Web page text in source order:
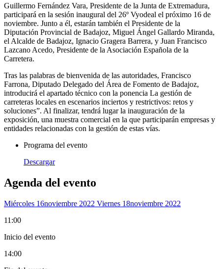
Guillermo Fernández Vara, Presidente de la Junta de Extremadura,
participará en la sesión inaugural del 26º Vyodeal el próximo 16 de
noviembre. Junto a él, estarán también el Presidente de la
Diputación Provincial de Badajoz, Miguel Ángel Gallardo Miranda,
el Alcalde de Badajoz, Ignacio Gragera Barrera, y Juan Francisco
Lazcano Acedo, Presidente de la Asociación Española de la
Carretera.
Tras las palabras de bienvenida de las autoridades, Francisco
Farrona, Diputado Delegado del Área de Fomento de Badajoz,
introducirá el apartado técnico con la ponencia La gestión de
carreteras locales en escenarios inciertos y restrictivos: retos y
soluciones”. Al finalizar, tendrá lugar la inauguración de la
exposición, una muestra comercial en la que participarán empresas y
entidades relacionadas con la gestión de estas vías.
Programa del evento
Descargar
Agenda del evento
Miércoles 16Noviembre 2022 Viernes 18Noviembre 2022
11:00
Inicio del evento
14:00